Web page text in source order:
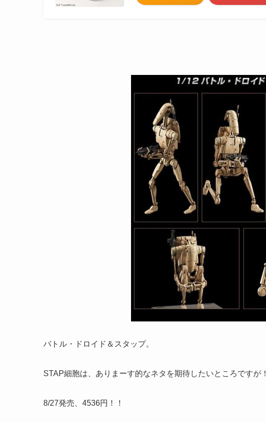
バトル・ドロイド＆スタップ。
STAP細胞は、ありまーす的なネタを期待したいところですが！
8/27発売、4536円！！